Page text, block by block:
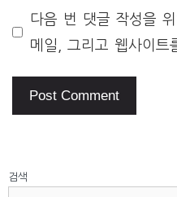
다음 번 댓글 작성을
메일, 그리고 웹사이트
검색